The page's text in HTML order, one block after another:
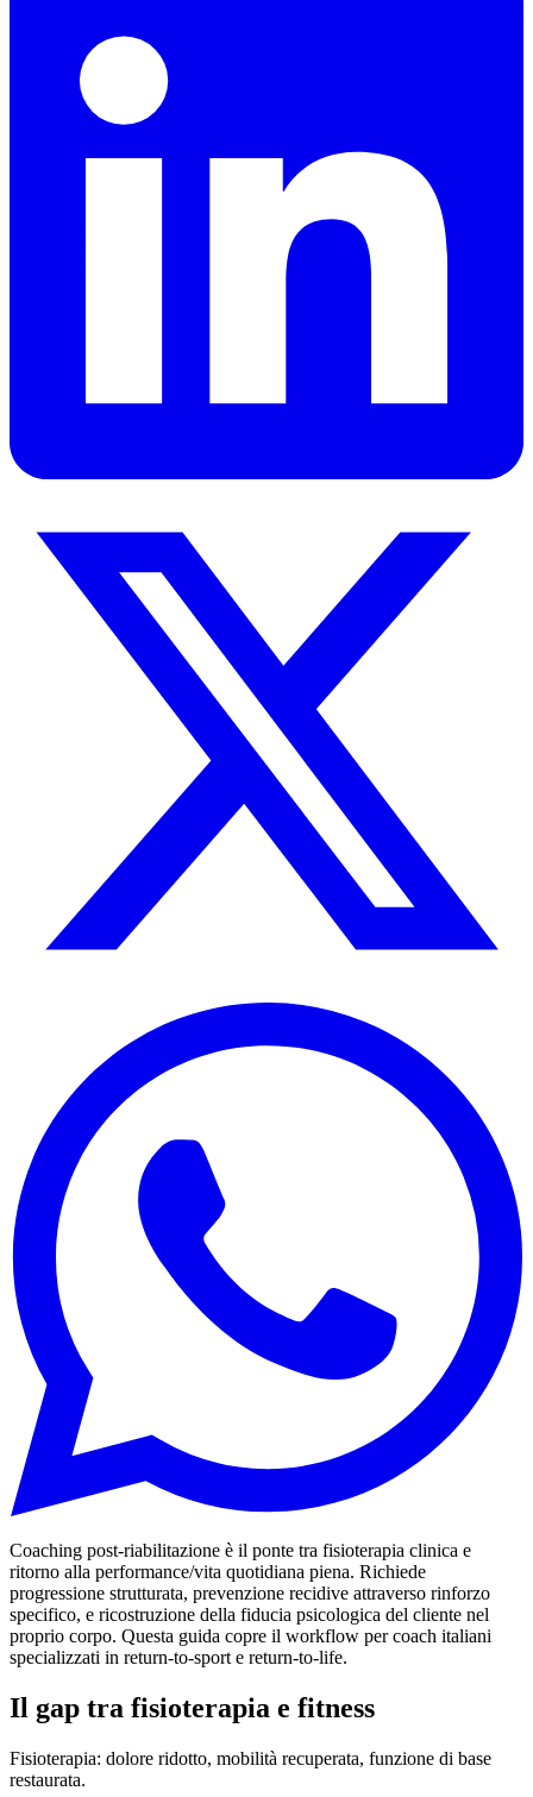
Coaching post-riabilitazione è il ponte tra fisioterapia clinica e
ritorno alla performance/vita quotidiana piena. Richiede
progressione strutturata, prevenzione recidive attraverso rinforzo
specifico, e ricostruzione della fiducia psicologica del cliente nel
proprio corpo. Questa guida copre il workflow per coach italiani
specializzati in return-to-sport e return-to-life.
Il gap tra fisioterapia e fitness
Fisioterapia: dolore ridotto, mobilità recuperata, funzione di base
restaurata.